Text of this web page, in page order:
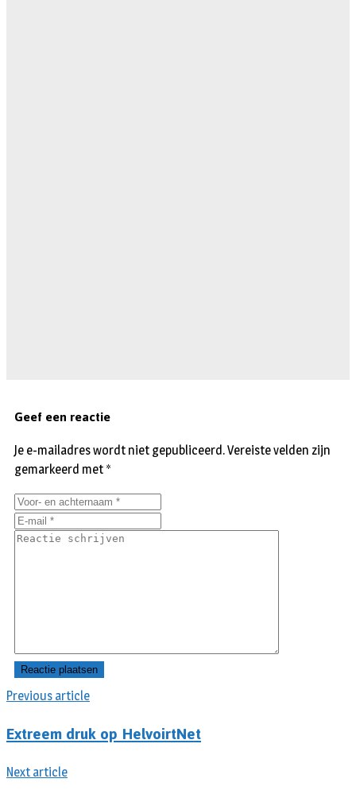
Previous article
Extreem druk op HelvoirtNet
Next article
Geef een reactie
Je e-mailadres wordt niet gepubliceerd.Vereiste velden zijn
gemarkeerd met *